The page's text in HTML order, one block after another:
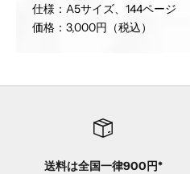
仕様：A5サイズ、144ページ
価格：3,000円（税込）
送料は全国一律900円*